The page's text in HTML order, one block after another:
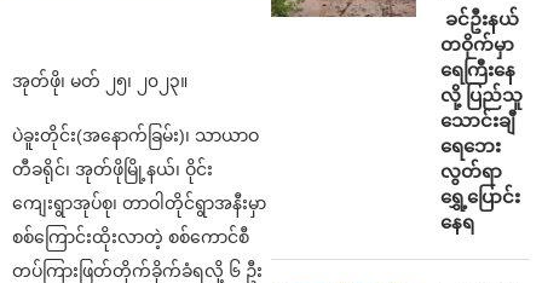
အုတ်ဖို၊ မတ် ၂၅၊ ၂၀၂၃။
ပဲခူးတိုင်း(အနောက်ခြမ်း)၊ သာယာဝ
တီခရိုင်၊ အုတ်ဖိုမြို့နယ်၊ ဝိုင်း
ကျေးရွာအုပ်စု၊ တာဝါတိုင်ရွာအနီးမှာ
စစ်ကြောင်းထိုးလာတဲ့ စစ်ကောင်စီ
တပ်ကြားဖြတ်တိုက်ခိုက်ခံရလို့ ၆ ဦး
⁩ ⁨ခင်ဦးနယ်
တဝိုက်မှာ
ရေကြီးနေ
လို့ ပြည်သူ
သောင်းချီ
ရေဘေး
လွတ်ရာ
ရွှေ့ပြောင်း
နေရ